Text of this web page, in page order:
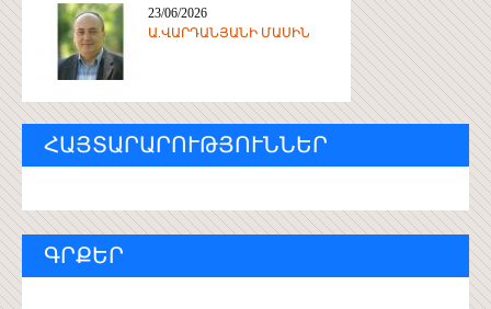
23/06/2026
Ա.ՎԱՐԴԱՆՅԱՆԻ ՄԱՍԻՆ
ՀԱՅՏԱՐԱՐՈՒԹՅՈՒՆՆԵՐ
ԳՐՔԵՐ